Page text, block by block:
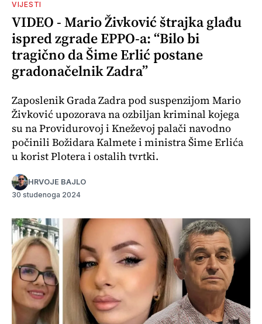
VIJESTI
VIDEO - Mario Živković štrajka glađu
ispred zgrade EPPO-a: “Bilo bi
tragično da Šime Erlić postane
gradonačelnik Zadra”
Zaposlenik Grada Zadra pod suspenzijom Mario
Živković upozorava na ozbiljan kriminal kojega
su na Providurovoj i Kneževoj palači navodno
počinili Božidara Kalmete i ministra Šime Erlića
u korist Plotera i ostalih tvrtki.
HRVOJE BAJLO
30 studenoga 2024